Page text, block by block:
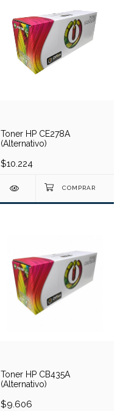
Toner HP CE278A
(Alternativo)
$10.224
Toner HP CB435A
(Alternativo)
$9.606